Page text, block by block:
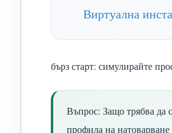
Виртуална
бърз старт: симулирайте
Въпрос: Защо трябва да
профила на